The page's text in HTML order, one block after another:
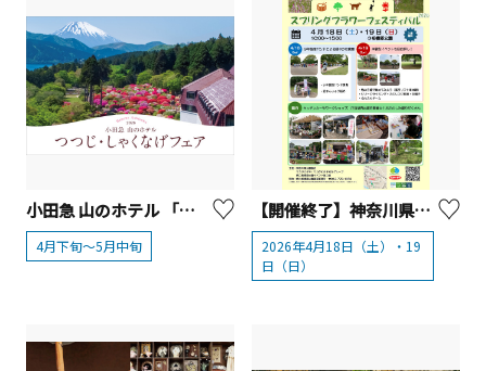
小田急 山のホテル 「つつじ・しゃくなげフェア2026」【箱根町】
4月下旬～5月中旬
【開催終了】神奈川県立相模原公園「スプリングフラワーフェスティバル」【相模原市】
2026年4月18日（土）・19
日（日）